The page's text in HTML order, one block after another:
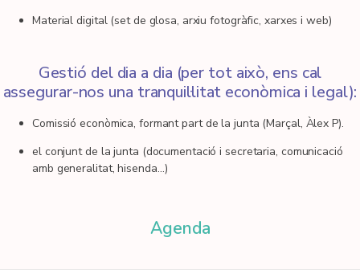
Material digital (set de glosa, arxiu fotogràfic, xarxes i web)
Gestió del dia a dia (per tot això, ens cal
assegurar-nos una tranquil·litat econòmica i legal):
Comissió econòmica, formant part de la junta (Marçal, Àlex P).
el conjunt de la junta (documentació i secretaria, comunicació
amb generalitat, hisenda…)
Agenda